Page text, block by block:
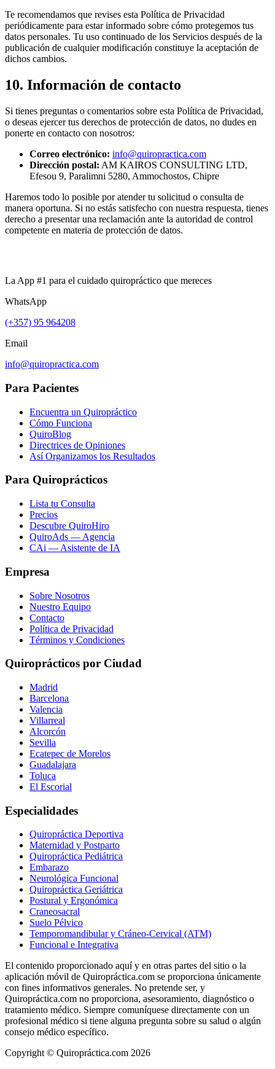
Te recomendamos que revises esta Política de Privacidad
periódicamente para estar informado sobre cómo protegemos tus
datos personales. Tu uso continuado de los Servicios después de la
publicación de cualquier modificación constituye la aceptación de
dichos cambios.
10. Información de contacto
Si tienes preguntas o comentarios sobre esta Política de Privacidad,
o deseas ejercer tus derechos de protección de datos, no dudes en
ponerte en contacto con nosotros:
Correo electrónico: info@quiropractica.com
Dirección postal: AM KAIROS CONSULTING LTD,
Efesou 9, Paralimni 5280, Ammochostos, Chipre
Haremos todo lo posible por atender tu solicitud o consulta de
manera oportuna. Si no estás satisfecho con nuestra respuesta, tienes
derecho a presentar una reclamación ante la autoridad de control
competente en materia de protección de datos.
La App #1 para el cuidado quiropráctico que mereces
WhatsApp
(+357) 95 964208
Email
info@quiropractica.com
Para Pacientes
Encuentra un Quiropráctico
Cómo Funciona
QuiroBlog
Directrices de Opiniones
Así Organizamos los Resultados
Para Quiroprácticos
Lista tu Consulta
Precios
Descubre QuiroHiro
QuiroAds — Agencia
CAi — Asistente de IA
Empresa
Sobre Nosotros
Nuestro Equipo
Contacto
Política de Privacidad
Términos y Condiciones
Quiroprácticos por Ciudad
Madrid
Barcelona
Valencia
Villarreal
Alcorcón
Sevilla
Ecatepec de Morelos
Guadalajara
Toluca
El Escorial
Especialidades
Quiropráctica Deportiva
Maternidad y Postparto
Quiropráctica Pediátrica
Embarazo
Neurológica Funcional
Quiropráctica Geriátrica
Postural y Ergonómica
Craneosacral
Suelo Pélvico
Temporomandibular y Cráneo-Cervical (ATM)
Funcional e Integrativa
El contenido proporcionado aquí y en otras partes del sitio o la
aplicación móvil de Quiropráctica.com se proporciona únicamente
con fines informativos generales. No pretende ser, y
Quiropráctica.com no proporciona, asesoramiento, diagnóstico o
tratamiento médico. Siempre comuníquese directamente con un
profesional médico si tiene alguna pregunta sobre su salud o algún
consejo médico específico.
Copyright © Quiropráctica.com 2026